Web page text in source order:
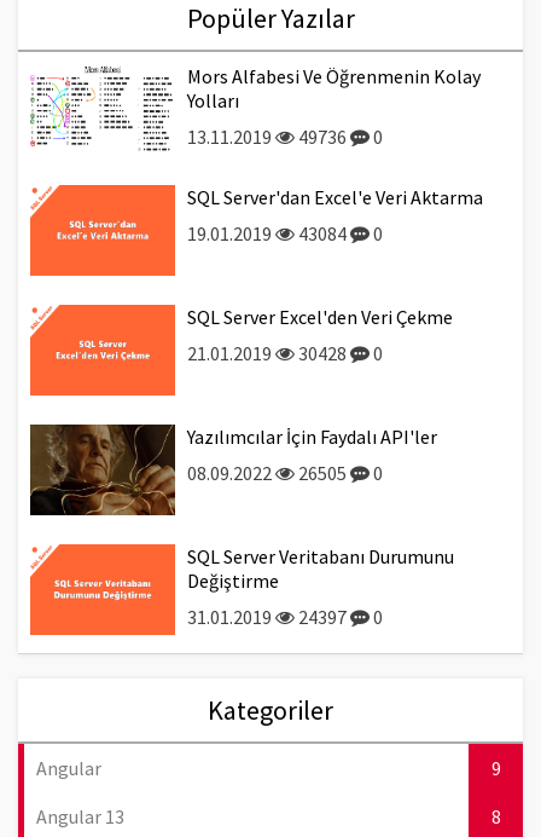
Popüler Yazılar
Mors Alfabesi Ve Öğrenmenin Kolay
Yolları
13.11.2019
49736 0
SQL Server'dan Excel'e Veri Aktarma
19.01.2019
43084 0
SQL Server Excel'den Veri Çekme
21.01.2019
30428 0
Yazılımcılar İçin Faydalı API'ler
08.09.2022
26505 0
SQL Server Veritabanı Durumunu
Değiştirme
31.01.2019
24397 0
Kategoriler
Angular
9
Angular 13
8